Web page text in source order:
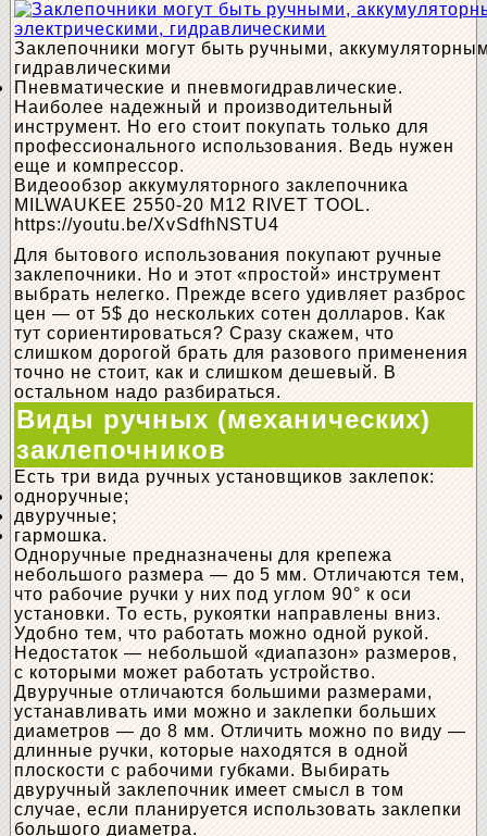
Заклепочники могут быть ручными,
гидравлическими
Пневматические и пневмогидравлические.
Наиболее надежный и производительный
инструмент. Но его стоит покупать только для
профессионального использования. Ведь нужен
еще и компрессор.
Видеообзор аккумуляторного заклепочника
MILWAUKEE 2550-20 M12 RIVET TOOL.
https://youtu.be/XvSdfhNSTU4
Для бытового использования покупают ручные
заклепочники. Но и этот «простой» инструмент
выбрать нелегко. Прежде всего удивляет разброс
цен — от 5$ до нескольких сотен долларов. Как
тут сориентироваться? Сразу скажем, что
слишком дорогой брать для разового применения
точно не стоит, как и слишком дешевый. В
остальном надо разбираться.
Виды ручных (механических)
заклепочников
Есть три вида ручных установщиков заклепок:
одноручные;
двуручные;
гармошка.
Одноручные предназначены для крепежа
небольшого размера — до 5 мм. Отличаются тем,
что рабочие ручки у них под углом 90° к оси
установки. То есть, рукоятки направлены вниз.
Удобно тем, что работать можно одной рукой.
Недостаток — небольшой «диапазон» размеров,
с которыми может работать устройство.
Двуручные отличаются большими размерами,
устанавливать ими можно и заклепки больших
диаметров — до 8 мм. Отличить можно по виду —
длинные ручки, которые находятся в одной
плоскости с рабочими губками. Выбирать
двуручный заклепочник имеет смысл в том
случае, если планируется использовать заклепки
большого диаметра.